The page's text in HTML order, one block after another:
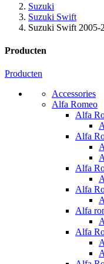
Suzuki
Suzuki Swift
Suzuki Swift 2005-
Producten
Producten
Accessories
Alfa Romeo
Alfa
Alfa
Alfa
Alfa
Alfa
Alfa